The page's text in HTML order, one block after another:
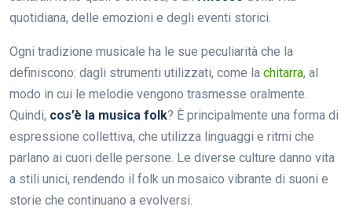
quotidiana, delle emozioni e degli eventi storici.
Ogni tradizione musicale ha le sue peculiarità che la
definiscono: dagli strumenti utilizzati, come la chitarra, al
modo in cui le melodie vengono trasmesse oralmente.
Quindi, cos’è la musica folk? È principalmente una forma di
espressione collettiva, che utilizza linguaggi e ritmi che
parlano ai cuori delle persone. Le diverse culture danno vita
a stili unici, rendendo il folk un mosaico vibrante di suoni e
storie che continuano a evolversi.